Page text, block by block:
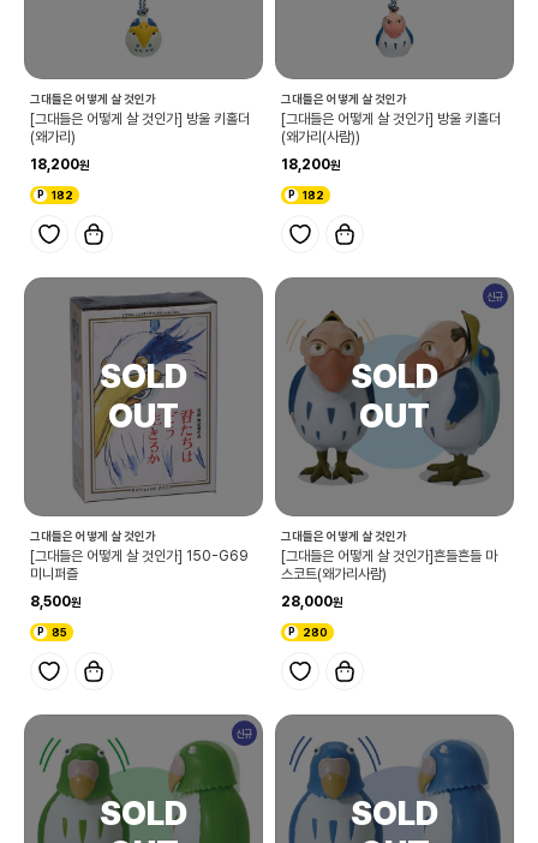
그대들은 어떻게 살 것인가
[그대들은 어떻게 살 것인가] 방울 키홀더
(왜가리)
18,200
182
그대들은 어떻게 살 것인가
[그대들은 어떻게 살 것인가] 방울 키홀더
(왜가리(사람))
18,200
182
그대들은 어떻게 살 것인가
[그대들은 어떻게 살 것인가] 150-G69
미니퍼즐
8,500
85
신규
그대들은 어떻게 살 것인가
[그대들은 어떻게 살 것인가]흔들흔들 마
스코트(왜가리사람)
28,000
280
신규